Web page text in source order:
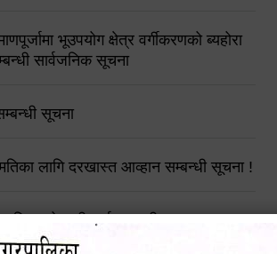
भूउपयोग क्षेत्र वर्गीकरणको ब्यहोरा
सार्वजनिक सूचना
सूचना
लागि दरखास्त आव्हान सम्बन्धी सूचना !
सूची दर्ता सम्बन्धी सूचना